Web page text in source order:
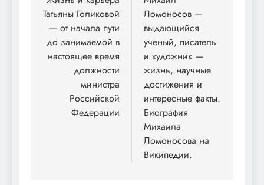
записям
Татьяны Голиковой
— от начала пути
до занимаемой в
настоящее время
должности
министра
Российской
Федерации
Ломоносов —
выдающийся
ученый, писатель
и художник —
жизнь, научные
достижения и
интересные факты.
Биография
Михаила
Ломоносова на
Википедии.